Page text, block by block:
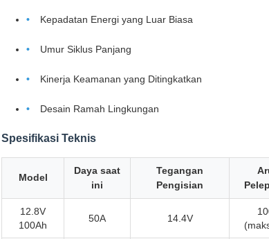
Kepadatan Energi yang Luar Biasa
Umur Siklus Panjang
Kinerja Keamanan yang Ditingkatkan
Desain Ramah Lingkungan
Spesifikasi Teknis
Model
Daya saat
ini
Tegangan
Pengisian
12.8V
100Ah
50A 14.4V